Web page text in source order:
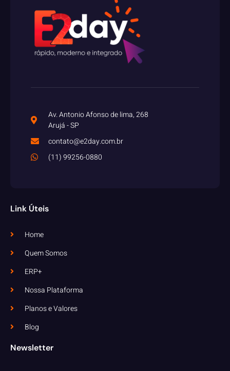
Av. Antonio Afonso de lima, 268
Arujá - SP
contato@e2day.com.br
(11) 99256-0880
Link Úteis
Home
Quem Somos
ERP+
Nossa Plataforma
Planos e Valores
Blog
Newsletter